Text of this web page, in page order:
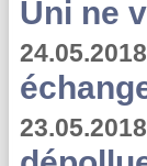
Uni ne
24.05.2018
23.05.2018